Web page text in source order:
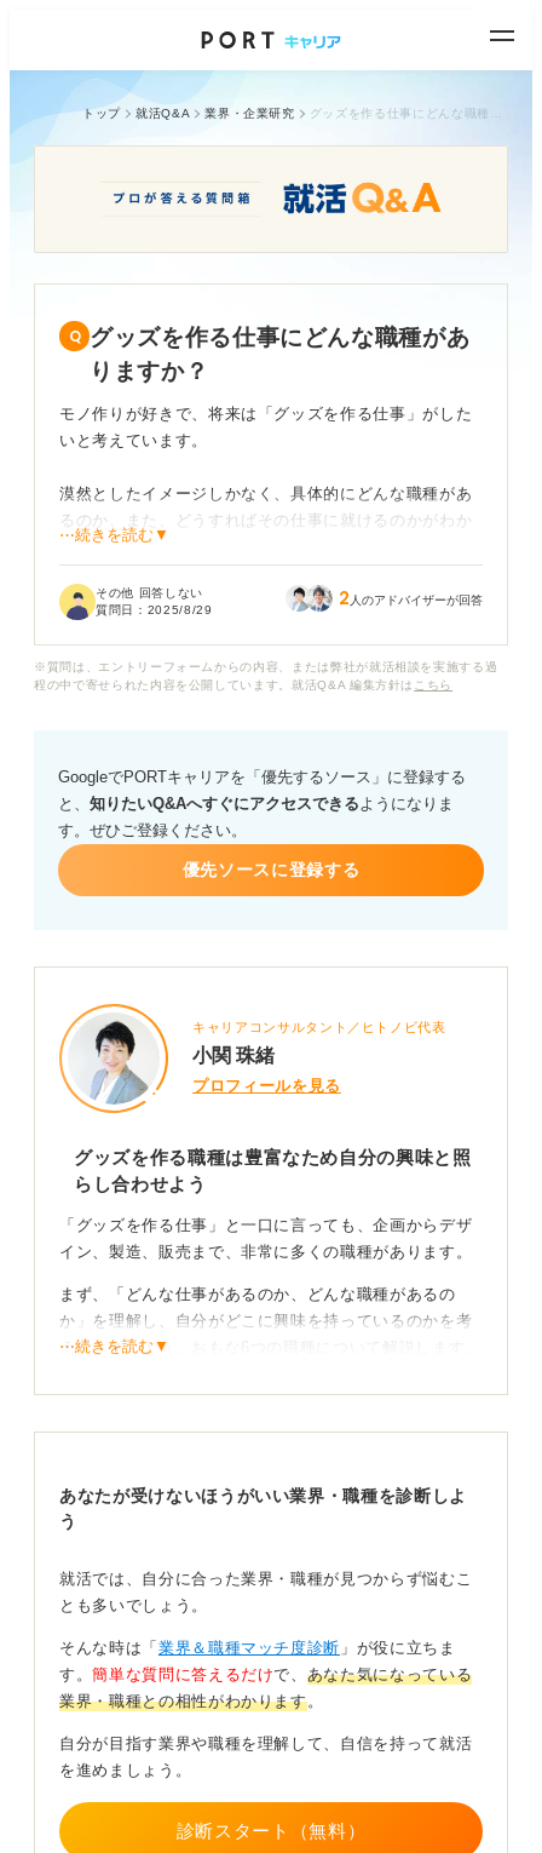
トップ 就活Q&A 業界・企業研究
グッズを作る仕事にどんな職種があ
りますか？
モノ作りが好きで、将来は「グッズを作る仕事」がした
いと考えています。
漠然としたイメージしかなく、具体的にどんな職種があ
るのか、また、どうすればその仕事に就けるのかがわか
りません。
デザインの専門学校に通っているわけではないのです
グッズ制作にかかわる仕事の種類や、それぞれの仕事内
⋯続きを読む▼
その他 回答しない
質問日： 2025/8/29 2 人のアドバイザーが回答
※質問は、エントリーフォームからの内容、または弊社が就活相談を実施する過
程の中で寄せられた内容を公開しています。就活Q&A 編集方針は こちら
GoogleでPORTキャリアを「優先するソース」に登録する
と、 知りたいQ&Aへすぐにアクセスできるようになりま
す。ぜひご登録ください。
優先ソースに登録する
キャリアコンサルタント／ヒトノビ代表
小関 珠緒
プロフィールを見る
グッズを作る職種は豊富なため自分の興味と照
らし合わせよう
「グッズを作る仕事」と一口に言っても、企画からデザ
イン、製造、販売まで、非常に多くの職種があります。
まず、「どんな仕事があるのか、どんな職種があるの
か」を理解し、自分がどこに興味を持っているのかを考
えてみましょう。おもな6つの職種について解説します。
を立てます。
ッズのビジュアルや形状をデザインし、Tシャツ、文房
具、雑貨、ぬいぐるみなど、ジャンルに応じて必要なス
キルが異なります。
三つ目は、生産管理、製造管理です。こちらはグッズの
製造工程を管理する仕事です。工場とのやり取り、納期
や品質のチェック、在庫管理などをおこないます。海外
工場との連携がある場合は英語スキルも必要になりま
四つ目は、営業職です。作られたグッズを小売店やイベ
⋯続きを読む▼
あなたが受けないほうがいい業界・職種を診断しよ
う
就活では、自分に合った業界・職種が見つからず悩むこ
とも多いでしょう。
そんな時は「 業界＆職種マッチ度診断 」が役に立ちま
す。簡単な質問に答えるだけで、 あなた気になっている
業界・職種との相性がわかります。
自分が目指す業界や職種を理解して、自信を持って就活
を進めましょう。
診断スタート（無料）